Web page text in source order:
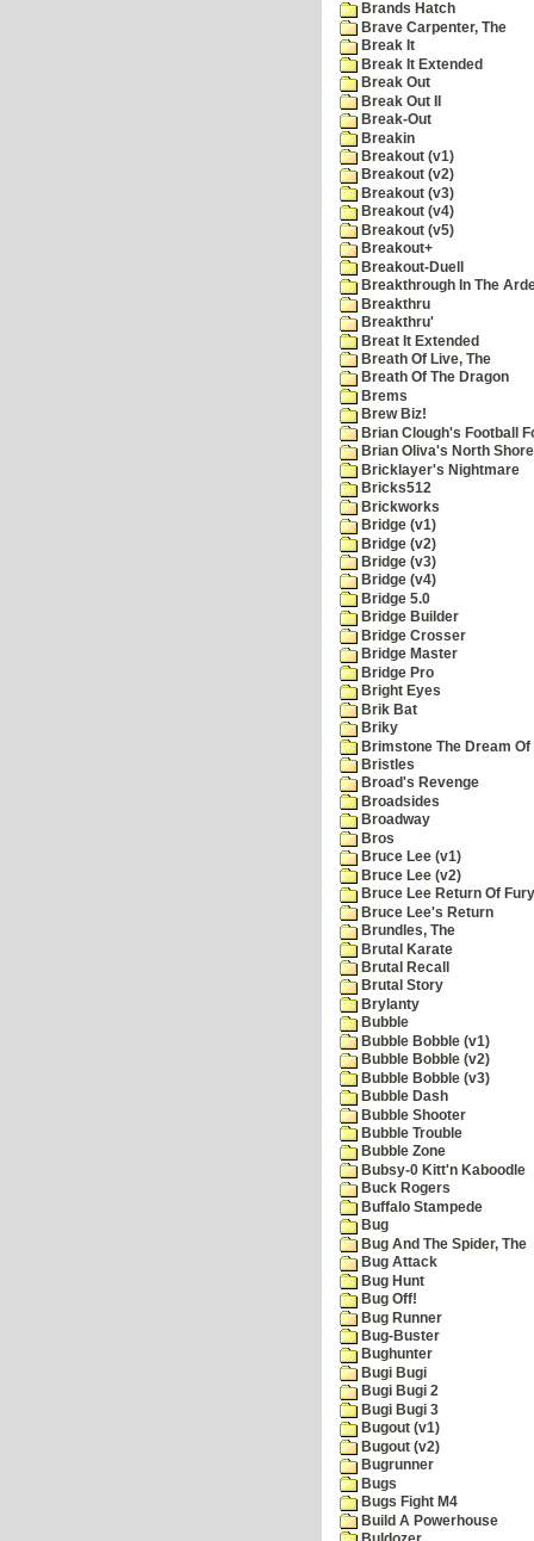
Brands Hatch
Brave Carpenter, The
Break It
Break It Extended
Break Out
Break Out II
Break-Out
Breakin
Breakout (v1)
Breakout (v2)
Breakout (v3)
Breakout (v4)
Breakout (v5)
Breakout+
Breakout-Duell
Breakthrough In The
Breakthru
Breakthru'
Breat It Extended
Breath Of Live, The
Breath Of The Dragon
Brems
Brew Biz!
Brian Clough's Football
Brian Oliva's North
Bricklayer's Nightmare
Bricks512
Brickworks
Bridge (v1)
Bridge (v2)
Bridge (v3)
Bridge (v4)
Bridge 5.0
Bridge Builder
Bridge Crosser
Bridge Master
Bridge Pro
Bright Eyes
Brik Bat
Briky
Brimstone The Dream Of
Bristles
Broad's Revenge
Broadsides
Broadway
Bros
Bruce Lee (v1)
Bruce Lee (v2)
Bruce Lee Return Of Fury
Bruce Lee's Return
Brundles, The
Brutal Karate
Brutal Recall
Brutal Story
Brylanty
Bubble
Bubble Bobble (v1)
Bubble Bobble (v2)
Bubble Bobble (v3)
Bubble Dash
Bubble Shooter
Bubble Trouble
Bubble Zone
Bubsy-0 Kitt'n Kaboodle
Buck Rogers
Buffalo Stampede
Bug
Bug And The Spider, The
Bug Attack
Bug Hunt
Bug Off!
Bug Runner
Bug-Buster
Bughunter
Bugi Bugi
Bugi Bugi 2
Bugi Bugi 3
Bugout (v1)
Bugout (v2)
Bugrunner
Bugs
Bugs Fight M4
Build A Powerhouse